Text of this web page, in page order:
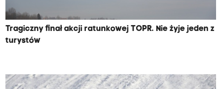
Tragiczny finał akcji ratunkowej TOPR. Nie żyje jeden z
turystów